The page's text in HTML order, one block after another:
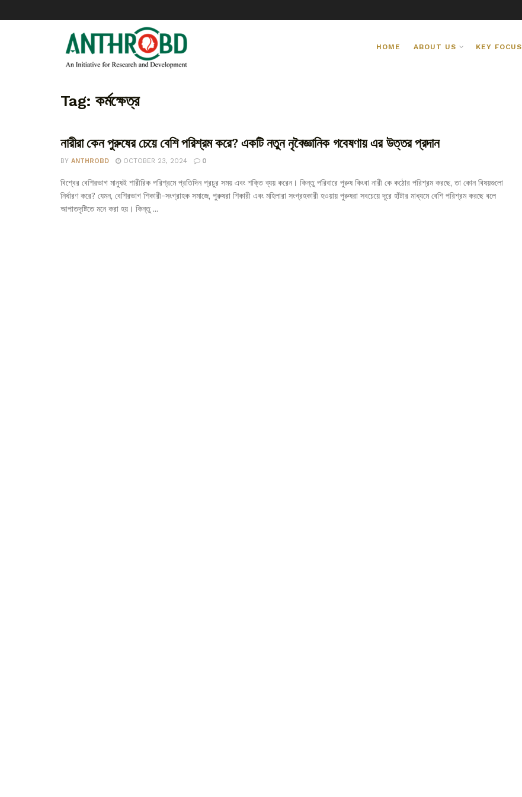
HOME ABOUT US KEY FOCUS
Tag:কর্মক্ষেত্র
নারীরা কেন পুরুষের চেয়ে বেশি পরিশ্রম করে? একটি নতুন নৃবৈজ্ঞানিক গবেষণায় এর উত্তর প্রদান
BY ANTHROBD OCTOBER 23, 2024 0
বিশ্বের বেশিরভাগ মানুষই শারীরিক পরিশ্রমে প্রতিদিন প্রচুর সময় এবং শক্তি ব্যয় করেন। কিন্তু পরিবারে পুরুষ কিংবা নারী কে কঠোর পরিশ্রম করছে, তা কোন বিষয়গুলো
নির্ধারণ করে? যেমন, বেশিরভাগ শিকারী-সংগ্রাহক সমাজে, পুরুষরা শিকারী এবং মহিলারা সংগ্রহকারী হওয়ায় পুরুষরা‌ সবচেয়ে দূরে হাঁটার মাধ্যমে বেশি পরিশ্রম করছে বলে
আপাতদৃষ্টিতে মনে করা হয়। কিন্তু ...